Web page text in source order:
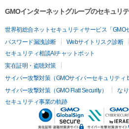
GMOインターネットグループのセキュリ
世界初総合ネットセキュリティサービス「GMO
パスワード漏洩診断
Webサイトリスク診断
セキュリティ相談AIチャットボット
実在証明・盗聴対策
サイバー攻撃対策（GMOサイバーセキュリティ
サイバー攻撃対策（GMO Flatt Security）
な
セキュリティ事業の軌跡